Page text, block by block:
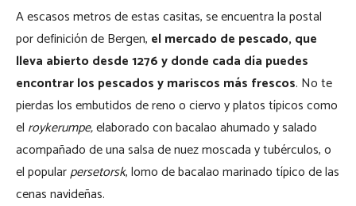
A escasos metros de estas casitas, se encuentra la postal
por definición de Bergen, el mercado de pescado, que
lleva abierto desde 1276 y donde cada día puedes
encontrar los pescados y mariscos más frescos. No te
pierdas los embutidos de reno o ciervo y platos típicos como
el roykerumpe,elaborado con bacalao ahumado y salado
acompañado de una salsa de nuez moscada y tubérculos, o
el popularpersetorsk, lomo de bacalao marinado típico de las
cenas navideñas.